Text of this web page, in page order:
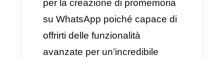
capace di gestire i clienti, i lead
e le vendite direttamente da
un’unica piattaforma.